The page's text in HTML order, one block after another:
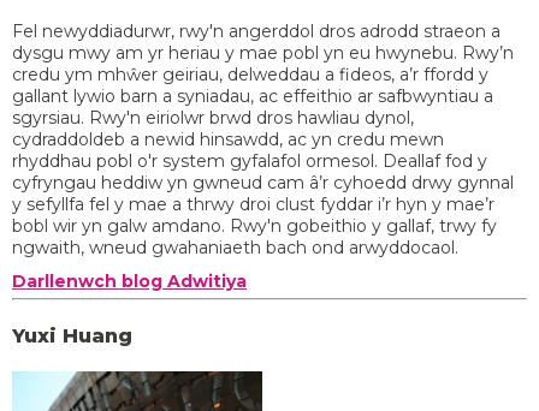
Fel newyddiadurwr, rwy'n angerddol dros adrodd straeon a
dysgu mwy am yr heriau y mae pobl yn eu hwynebu. Rwy’n
credu ym mhŵer geiriau, delweddau a fideos, a’r ffordd y
gallant lywio barn a syniadau, ac effeithio ar safbwyntiau a
sgyrsiau. Rwy'n eiriolwr brwd dros hawliau dynol,
cydraddoldeb a newid hinsawdd, ac yn credu mewn
rhyddhau pobl o'r system gyfalafol ormesol. Deallaf fod y
cyfryngau heddiw yn gwneud cam â’r cyhoedd drwy gynnal
y sefyllfa fel y mae a thrwy droi clust fyddar i’r hyn y mae’r
bobl wir yn galw amdano. Rwy'n gobeithio y gallaf, trwy fy
ngwaith, wneud gwahaniaeth bach ond arwyddocaol.
Darllenwch blog Adwitiya
Yuxi Huang